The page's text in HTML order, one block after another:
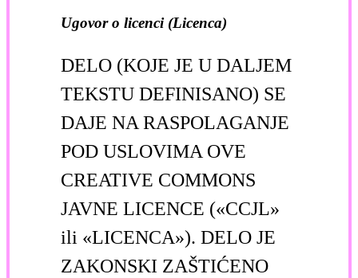
Ugovor o licenci (Licenca)
DELO (KOJE JE U DALJEM
TEKSTU DEFINISANO) SE
DAJE NA RASPOLAGANJE
POD USLOVIMA OVE
CREATIVE COMMONS
JAVNE LICENCE («CCJL»
ili «LICENCA»). DELO JE
ZAKONSKI ZAŠTIĆENO